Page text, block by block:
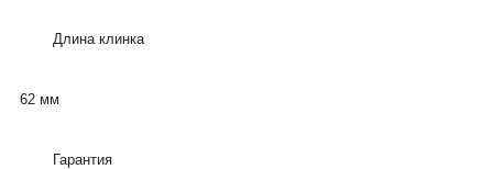
Длина клинка
62 мм
Гарантия